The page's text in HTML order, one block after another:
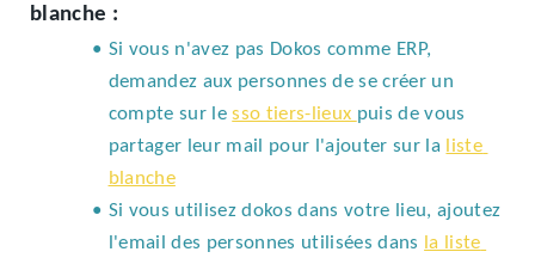
blanche :
Si vous n'avez pas Dokos comme ERP,
demandez aux personnes de se créer un
compte sur le sso tiers-lieux puis de vous
partager leur mail pour l'ajouter sur la
liste
blanche
Si vous utilisez dokos dans votre lieu, ajoutez
l'email des personnes utilisées dans la liste